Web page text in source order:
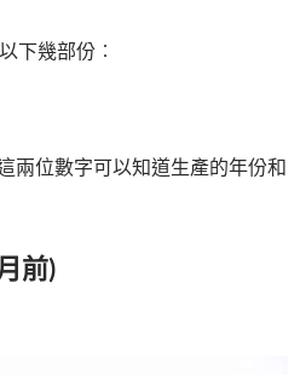
下幾部份︰
兩位數字可以知道生產的年份和
前)